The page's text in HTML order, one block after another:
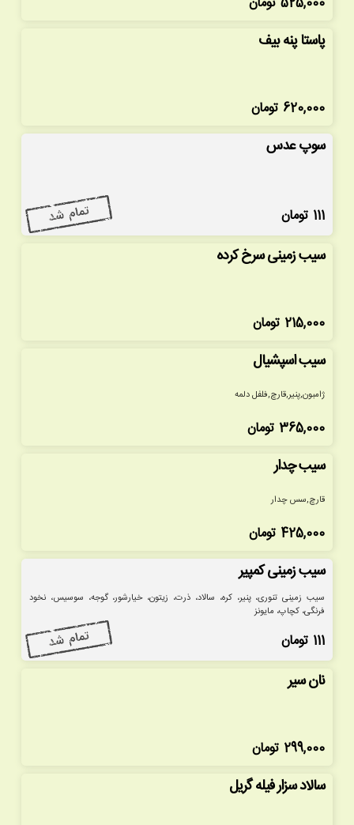
پاستا پنه بیف
620,000 تومان
سوپ عدس
111 تومان
سیب زمینی سرخ کرده
215,000 تومان
سیب اسپشیال
ژامبون,پنیر,قارچ,فلفل دلمه
365,000 تومان
سیب چدار
قارچ,سس چدار
425,000 تومان
سیب زمینی کمپیر
سیب زمینی تنوری، پنیر، کره، سالاد، ذرت، زیتون، خیارشور، گوجه، سوسیس، نخود
فرنگی، کچاپ، مایونز
111 تومان
نان سیر
299,000 تومان
سالاد سزار فیله گریل